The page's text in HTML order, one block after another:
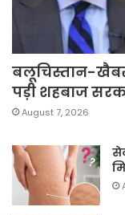
बलूचिस्तान-
पड़ी शहबाज
August 7, 2026